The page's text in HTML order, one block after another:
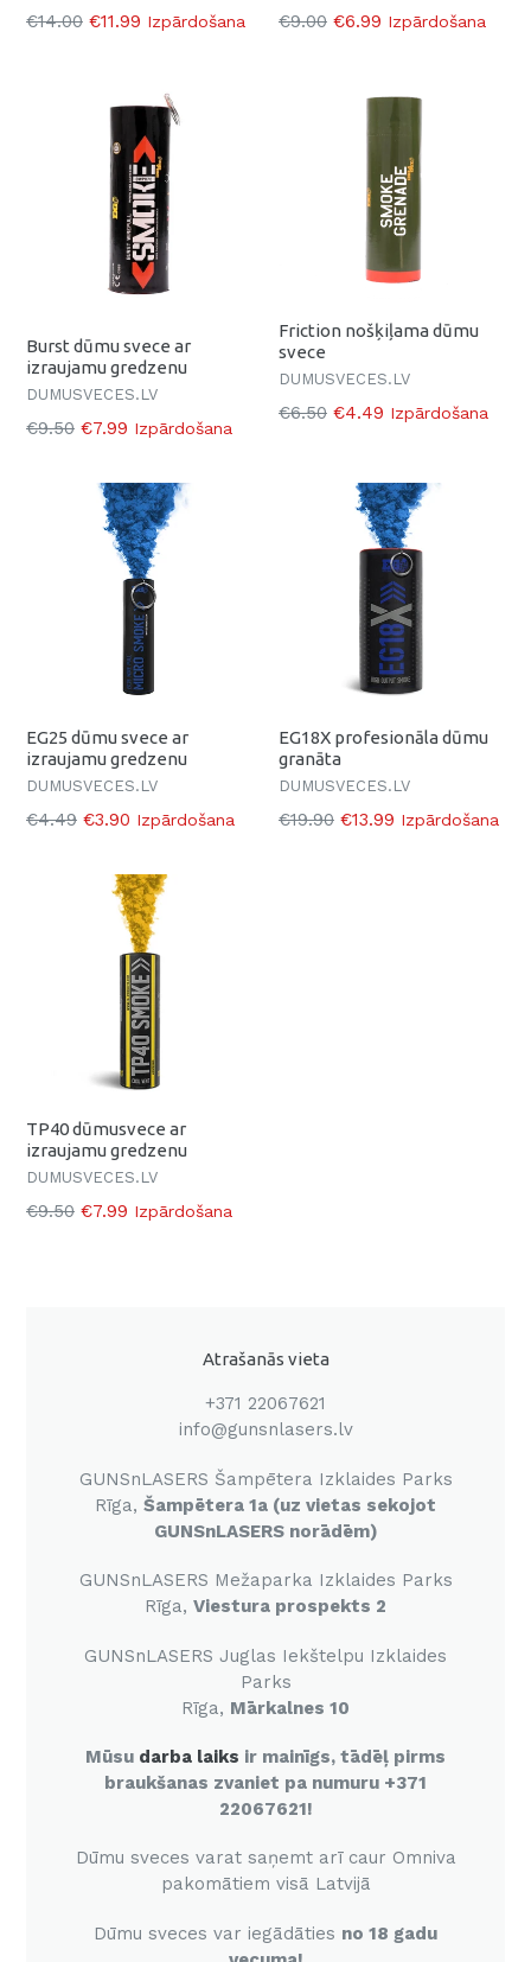
Parasti
€14.00 €11.99 Izpārdošana Parasti
€9.00 €6.99 Izpārdošana
Burst dūmu svece ar
izraujamu gredzenu
DUMUSVECES.LV
Parasti
€9.50 €7.99 Izpārdošana
Friction nošķiļama dūmu
svece
DUMUSVECES.LV
Parasti
€6.50 €4.49 Izpārdošana
EG25 dūmu svece ar
izraujamu gredzenu
DUMUSVECES.LV
Parasti
€4.49 €3.90 Izpārdošana
EG18X profesionāla dūmu
granāta
DUMUSVECES.LV
Parasti
€19.90 €13.99 Izpārdošana
TP40 dūmusvece ar
izraujamu gredzenu
DUMUSVECES.LV
Parasti
€9.50 €7.99 Izpārdošana
Atrašanās vieta
+371 22067621
info@gunsnlasers.lv
GUNSnLASERS Šampētera Izklaides Parks
Rīga, Šampētera 1a (uz vietas sekojot
GUNSnLASERS norādēm)
GUNSnLASERS Mežaparka Izklaides Parks
Rīga, Viestura prospekts 2
GUNSnLASERS Juglas Iekštelpu Izklaides
Parks
Rīga, Mārkalnes 10
Mūsu darba laiks ir mainīgs, tādēļ pirms
braukšanas zvaniet pa numuru +371
22067621!
Dūmu sveces varat saņemt arī caur Omniva
pakomātiem visā Latvijā
Dūmu sveces var iegādāties no 18 gadu